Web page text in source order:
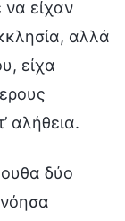
είχαν
αλλά
είχα
αλήθεια.
δύο